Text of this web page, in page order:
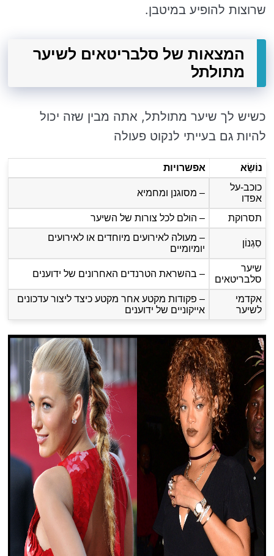
שרוצות להופיע במיטבן.
המצאות של סלבריטאים לשיער
מתולתל
כשיש לך שיער מתולתל, אתה מבין שזה יכול
להיות גם בעייתי לנקוט פעולה
נוֹשֵׂא
אפשרויות
כוכב-על
אפדו
– מסוגנן ומחמיא
תסרוקת – הולם לכל צורות של השיער
סִגְנוֹן
– מעולה לאירועים מיוחדים או לאירועים
יומיומיים
שיער
סלבריטאים
– בהשראת הטרנדים האחרונים של ידוענים
אקדמי
לשיער
– פקודות מקטע אחר מקטע כיצד ליצור עדכונים
אייקוניים של ידוענים